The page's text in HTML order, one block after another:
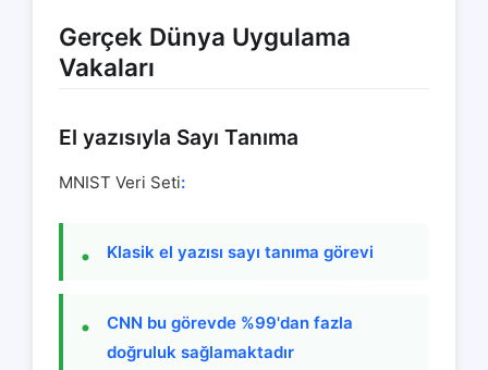
Gerçek Dünya Uygulama
Vakaları
El yazısıyla Sayı Tanıma
MNIST Veri Seti:
Klasik el yazısı sayı tanıma görevi
CNN bu görevde %99'dan fazla
doğruluk sağlamaktadır